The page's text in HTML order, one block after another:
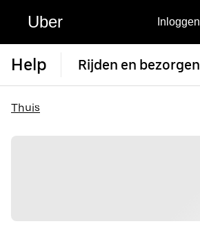
Uber Inloggen
Help Rijden en bezorgen
Thuis